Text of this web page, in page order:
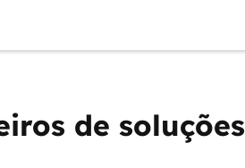
de soluções